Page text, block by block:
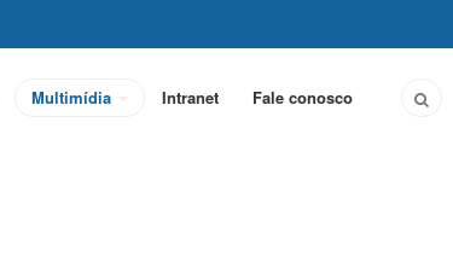
Multimídia Intranet Fale conosco